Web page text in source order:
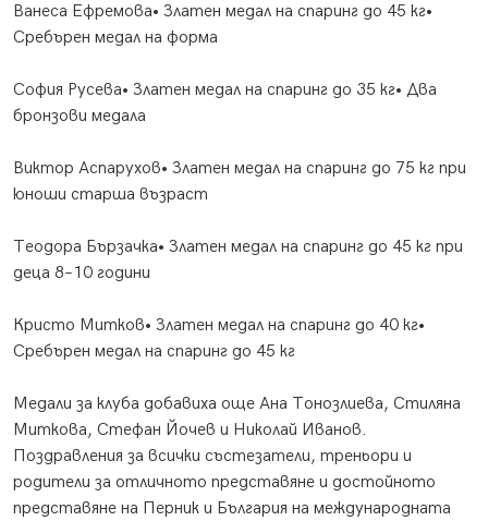
Ванеса Ефремова• Златен медал на спаринг до 45 кг•
Сребърен медал на форма
София Русева• Златен медал на спаринг до 35 кг• Два
бронзови медала
Виктор Аспарухов• Златен медал на спаринг до 75 кг при
юноши старша възраст
Теодора Бързачка• Златен медал на спаринг до 45 кг при
деца 8–10 години
Кристо Митков• Златен медал на спаринг до 40 кг•
Сребърен медал на спаринг до 45 кг
Медали за клуба добавиха още Ана Тонозлиева, Стиляна
Миткова, Стефан Йочев и Николай Иванов.
Поздравления за всички състезатели, треньори и
родители за отличното представяне и достойното
представяне на Перник и България на международната